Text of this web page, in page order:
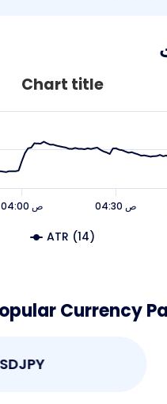
Chart title
ATR (14)
04:00 ص 04:30 ص
Currency
USDJPY